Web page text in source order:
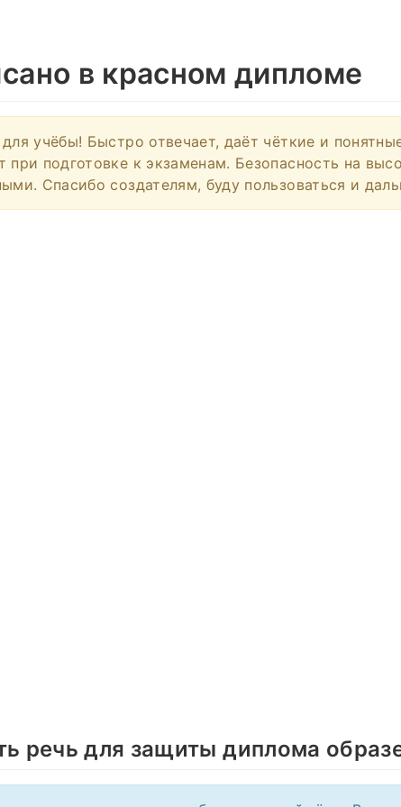
в красном дипломе
учёбы! Быстро отвечает, даёт чёткие и
при подготовке к экзаменам. Безопасность на
Спасибо создателям, буду пользоваться и
речь для защиты диплома